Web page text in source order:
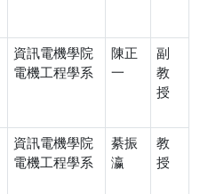
資訊電機學院
電機工程學系
陳正
一
副
教
授
資訊電機學院
電機工程學系
綦振
瀛
教
授